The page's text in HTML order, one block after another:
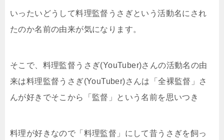
いったいどうして料理監督うさぎという活動名にされ
たのか名前の由来が気になります。
そこで、料理監督うさぎ(YouTuber)さんの活動名の由
来は料理監督うさぎ(YouTuber)さんは「全裸監督」さ
んが好きでそこから「監督」という名前を思いつき
料理が好きなので「料理監督」にして昔うさぎを飼っ